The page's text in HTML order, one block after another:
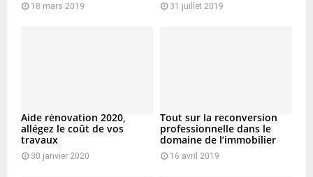
18 mars 2019 31 juillet 2019
Aide rénovation 2020,
allégez le coût de vos
travaux
30 janvier 2020
Tout sur la reconversion
professionnelle dans le
domaine de l’immobilier
16 avril 2019